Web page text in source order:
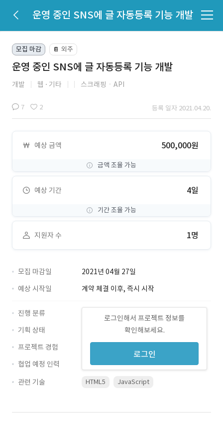
운영 중인 SNS에 글 자동등록 기능 개발
모집 마감 📔 외주
운영 중인 SNS에 글 자동등록 기능 개발
개발 웹 기타 스크래핑ㆍAPI
7 2 등록 일자 2021.04.20.
예상 금액 500,000원
금액 조율 가능
예상 기간 4일
기간 조율 가능
지원자 수 1명
모집 마감일
2021년 04월 27일
예상 시작일
계약 체결 이후, 즉시 시작
로그인해서 프로젝트 정보를
확인해보세요.
로그인
진행 분류
기획 상태
프로젝트 경험
협업 예정 인력
관련 기술
HTML5 JavaScript